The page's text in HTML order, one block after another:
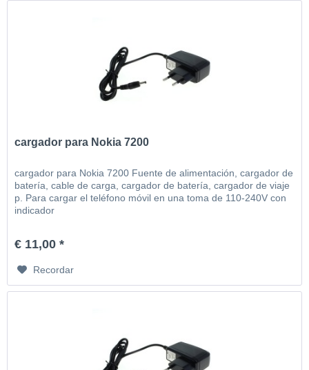
cargador para Nokia 7200
cargador para Nokia 7200 Fuente de alimentación, cargador de
batería, cable de carga, cargador de batería, cargador de viaje
p. Para cargar el teléfono móvil en una toma de 110-240V con
indicador
€ 11,00 *
Recordar